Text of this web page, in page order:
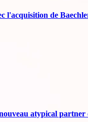
l'acquisition de
atypical partner